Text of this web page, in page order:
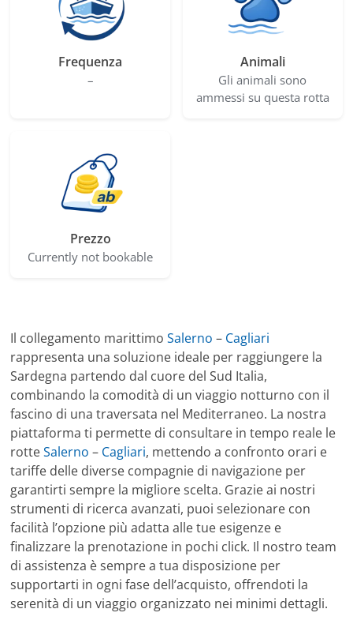
Frequenza
–
Animali
Gli animali sono
ammessi su questa rotta
Prezzo
Currently not bookable
Il collegamento marittimoSalerno – Cagliari
rappresenta una soluzione ideale per raggiungere la
Sardegna partendo dal cuore del Sud Italia,
combinando la comodità di un viaggio notturno con il
fascino di una traversata nel Mediterraneo. La nostra
piattaforma ti permette di consultare in tempo reale le
rotteSalerno – Cagliari, mettendo a confronto orari e
tariffe delle diverse compagnie di navigazione per
garantirti sempre la migliore scelta. Grazie ai nostri
strumenti di ricerca avanzati, puoi selezionare con
facilità l’opzione più adatta alle tue esigenze e
finalizzare la prenotazione in pochi click. Il nostro team
di assistenza è sempre a tua disposizione per
supportarti in ogni fase dell’acquisto, offrendoti la
serenità di un viaggio organizzato nei minimi dettagli.